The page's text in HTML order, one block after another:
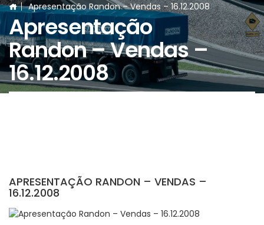
Apresentação Randon – Vendas – 16.12.2008
Apresentação
Randon – Vendas –
16.12.2008
APRESENTAÇÃO RANDON – VENDAS –
16.12.2008